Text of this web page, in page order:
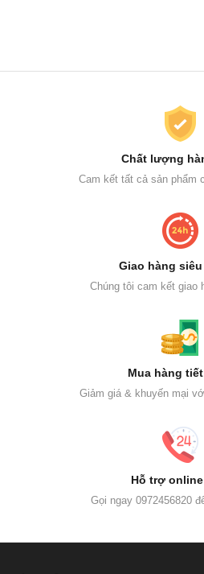
Chất lượng
Cam kết tất cả sản phẩm
Giao hàng
Chúng tôi cam kết giao
Mua hàng
Giảm giá & khuyến mại
Hỗ trợ online
Gọi ngay 0972456820